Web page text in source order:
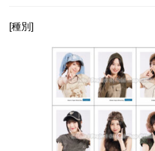
[種別]